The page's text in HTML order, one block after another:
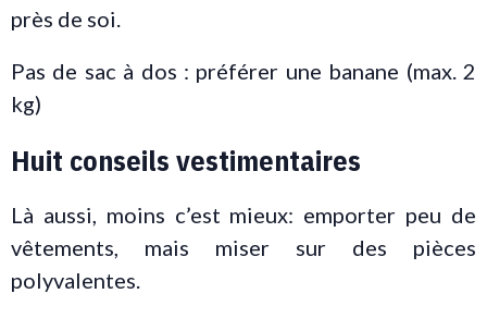
près de soi.
Pas de sac à dos : préférer une banane (max. 2
kg)
Huit conseils vestimentaires
Là aussi, moins c’est mieux: emporter peu de
vêtements, mais miser sur des pièces
polyvalentes.